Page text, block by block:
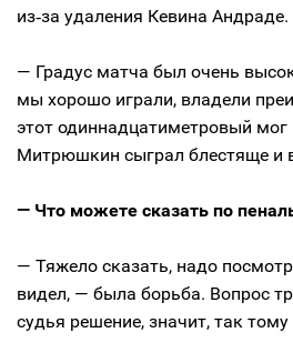
из‑за удаления Кевина Андраде.
— Градус матча был очень
мы хорошо играли, владели
этот одиннадцатиметровый мог
Митрюшкин сыграл блестяще и
— Что можете сказать по
— Тяжело сказать, надо
видел, — была борьба. Вопрос
судья решение, значит, так